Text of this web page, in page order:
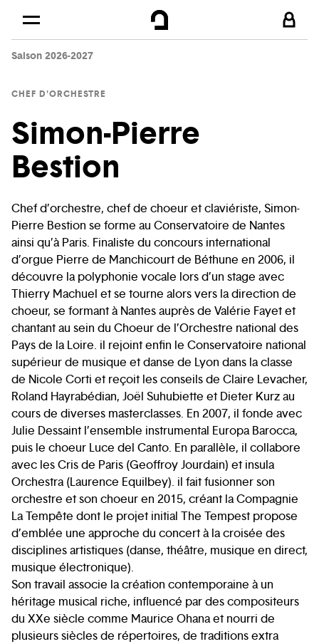
Skip to
Saison 2026-2027
CHEF D'ORCHESTRE
Simon-Pierre
Bestion
Chef d’orchestre, chef de choeur et claviériste, Simon-
Pierre Bestion se forme au Conservatoire de Nantes
ainsi qu’à Paris. Finaliste du concours international
d’orgue Pierre de Manchicourt de Béthune en 2006, il
découvre la polyphonie vocale lors d’un stage avec
Thierry Machuel et se tourne alors vers la direction de
choeur, se formant à Nantes auprès de Valérie Fayet et
chantant au sein du Choeur de l’Orchestre national des
Pays de la Loire. il rejoint enfin le Conservatoire national
supérieur de musique et danse de Lyon dans la classe
de Nicole Corti et reçoit les conseils de Claire Levacher,
Roland Hayrabédian, Joël Suhubiette et Dieter Kurz au
cours de diverses masterclasses. En 2007, il fonde avec
Julie Dessaint l’ensemble instrumental Europa Barocca,
puis le choeur Luce del Canto. En parallèle, il collabore
avec les Cris de Paris (Geoffroy Jourdain) et insula
Orchestra (Laurence Equilbey). il fait fusionner son
orchestre et son choeur en 2015, créant la Compagnie
La Tempête dont le projet initial The Tempest propose
d’emblée une approche du concert à la croisée des
disciplines artistiques (danse, théâtre, musique en direct,
musique électronique).
Son travail associe la création contemporaine à un
héritage musical riche, influencé par des compositeurs
du XXe siècle comme Maurice Ohana et nourri de
plusieurs siècles de répertoires, de traditions extra